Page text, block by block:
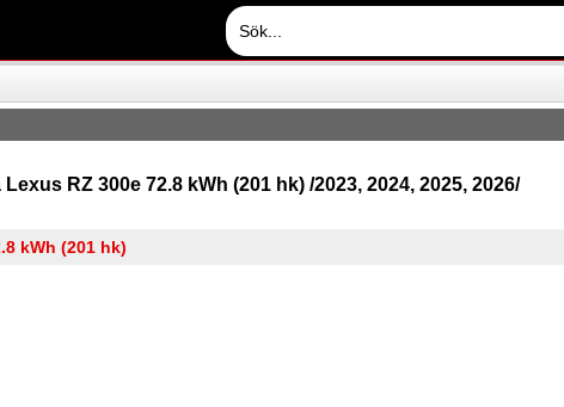
RZ 300e 72.8 kWh (201 hk) /2023, 2024, 2025, 2026/